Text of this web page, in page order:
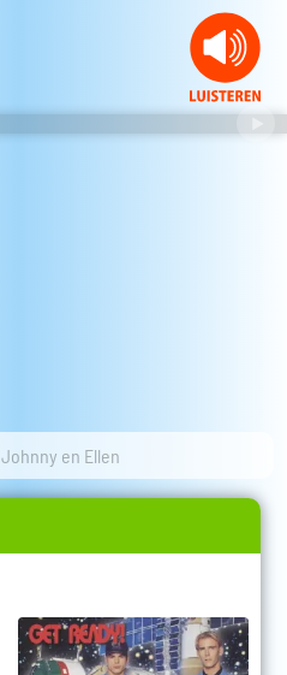
Johnny en Ellen